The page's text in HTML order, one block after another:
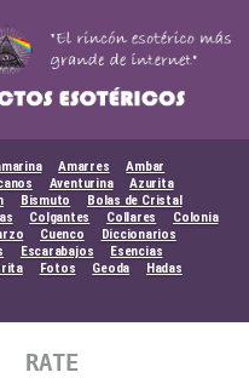
Amarres
Ambar
Aventurina
Azurita
Bismuto
Bolas de Cristal
Colgantes Collares
Colonia
Cuenco
Diccionarios
Escarabajos
Esencias
Fotos Geoda
Hadas
RATE